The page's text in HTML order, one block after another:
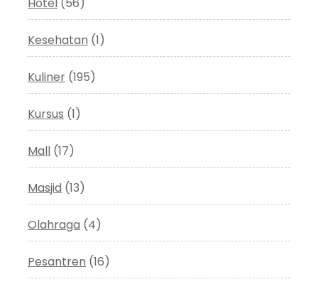
Hotel (56)
Kesehatan (1)
Kuliner (195)
Kursus (1)
Mall (17)
Masjid (13)
Olahraga (4)
Pesantren (16)